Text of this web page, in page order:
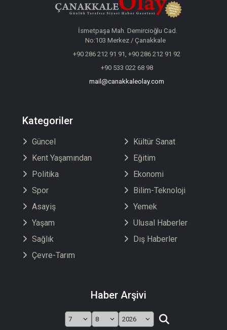
İsmetpaşa Mah. Demircioğlu Cad.
No:103 Merkez / Çanakkale
+90 286 212 91 91, +90 286 212 91 92
+90 533 022 68 98
mail@canakkaleolay.com
Kategoriler
Güncel
Kent Yaşamından
Politika
Spor
Asayiş
Yaşam
Sağlık
Çevre-Tarım
Kültür Sanat
Eğitim
Ekonomi
Bilim-Teknoloji
Yemek
Ulusal Haberler
Dış Haberler
Haber Arşivi